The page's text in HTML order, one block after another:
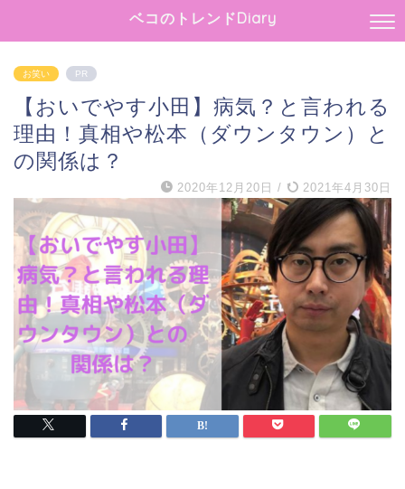
ベコのトレンドDiary
お笑い PR
【おいでやす小田】病気？と言われる
理由！真相や松本（ダウンタウン）と
の関係は？
2020年12月20日 / 2021年4月30日